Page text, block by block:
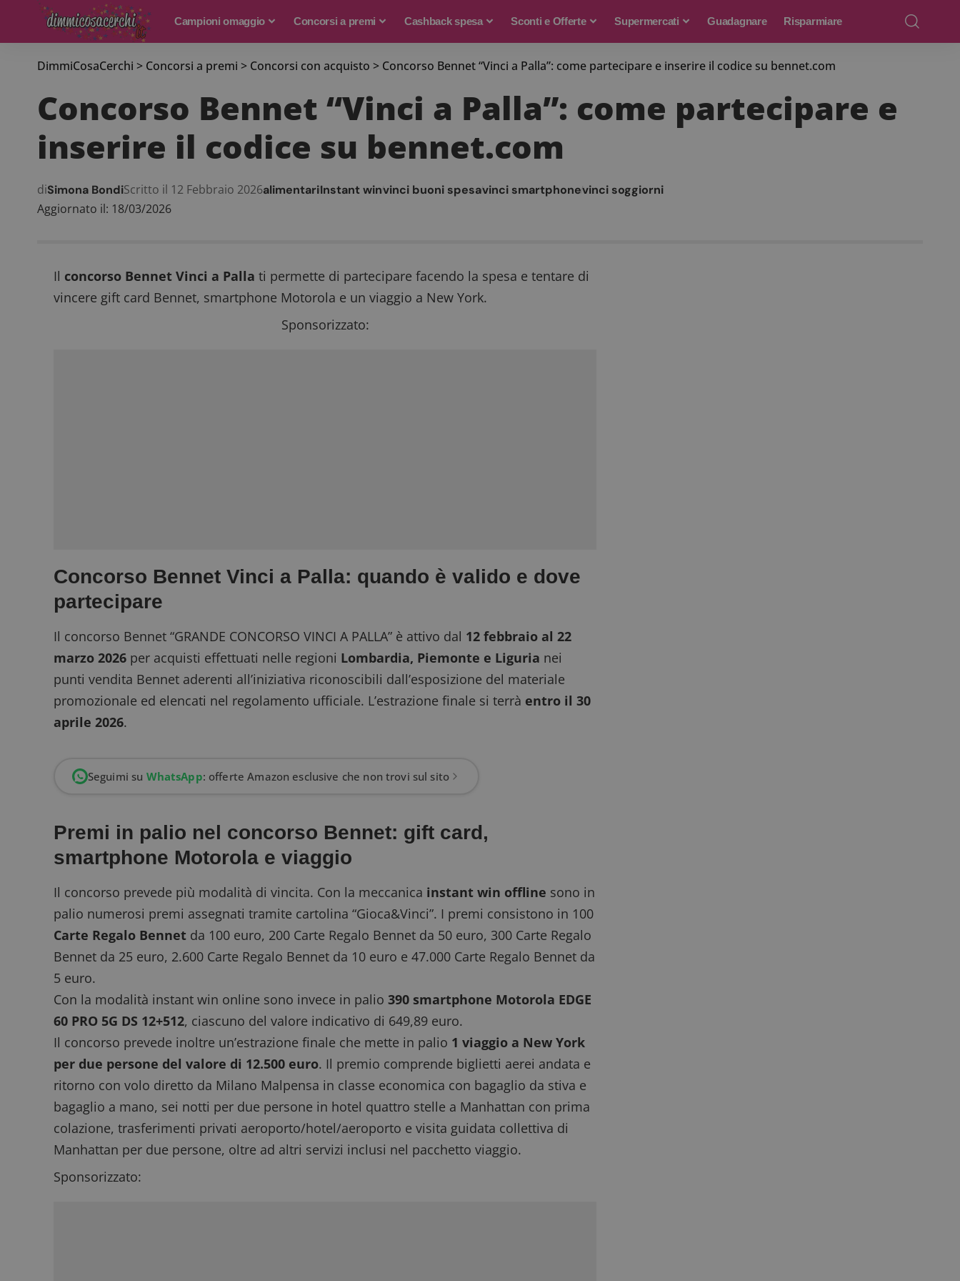
Campioni omaggio Concorsi a premi Cashback spesa Sconti e Offerte Supermercati Guadagnare Risparmiare
DimmiCosaCerchi > Concorsi a premi > Concorsi con acquisto > Concorso Bennet “Vinci a Palla”: come partecipare e inserire il codice su bennet.com
Concorso Bennet “Vinci a Palla”: come partecipare e
inserire il codice su bennet.com
Aggiornato il: 18/03/2026
diSimona BondiScritto il 12 Febbraio 2026alimentariInstant winvinci buoni spesavinci smartphonevinci soggiorni
Il concorso Bennet Vinci a Palla ti permette di partecipare facendo la spesa e tentare di
vincere gift card Bennet, smartphone Motorola e un viaggio a New York.
Sponsorizzato:
Concorso Bennet Vinci a Palla: quando è valido e dove
partecipare
Il concorso Bennet “GRANDE CONCORSO VINCI A PALLA” è attivo dal 12 febbraio al 22
marzo 2026 per acquisti effettuati nelle regioni Lombardia, Piemonte e Liguria nei
punti vendita Bennet aderenti all’iniziativa riconoscibili dall’esposizione del materiale
promozionale ed elencati nel regolamento ufficiale. L’estrazione finale si terrà entro il 30
aprile 2026.
Seguimi su WhatsApp: offerte Amazon esclusive che non trovi sul sito
Premi in palio nel concorso Bennet: gift card,
smartphone Motorola e viaggio
Il concorso prevede più modalità di vincita. Con la meccanica instant win offline sono in
palio numerosi premi assegnati tramite cartolina “Gioca&Vinci”. I premi consistono in 100
Carte Regalo Bennet da 100 euro, 200 Carte Regalo Bennet da 50 euro, 300 Carte Regalo
Bennet da 25 euro, 2.600 Carte Regalo Bennet da 10 euro e 47.000 Carte Regalo Bennet da
5 euro.
Con la modalità instant win online sono invece in palio390 smartphone Motorola EDGE
60 PRO 5G DS 12+512, ciascuno del valore indicativo di 649,89 euro.
Il concorso prevede inoltre un’estrazione finale che mette in palio 1 viaggio a New York
per due persone del valore di 12.500 euro. Il premio comprende biglietti aerei andata e
ritorno con volo diretto da Milano Malpensa in classe economica con bagaglio da stiva e
bagaglio a mano, sei notti per due persone in hotel quattro stelle a Manhattan con prima
colazione, trasferimenti privati aeroporto/hotel/aeroporto e visita guidata collettiva di
Manhattan per due persone, oltre ad altri servizi inclusi nel pacchetto viaggio.
Sponsorizzato: